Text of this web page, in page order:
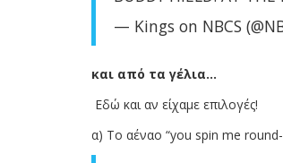
— Kings on NBCS
και από τα γέλια...
Εδώ και αν είχαμε επιλογές!
α) Το αέναο “you spin me